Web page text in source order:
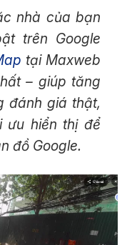
nhà của bạn
trên Google
tại Maxweb
– giúp tăng
đánh giá thật,
ưu hiển thị để
đồ Google.